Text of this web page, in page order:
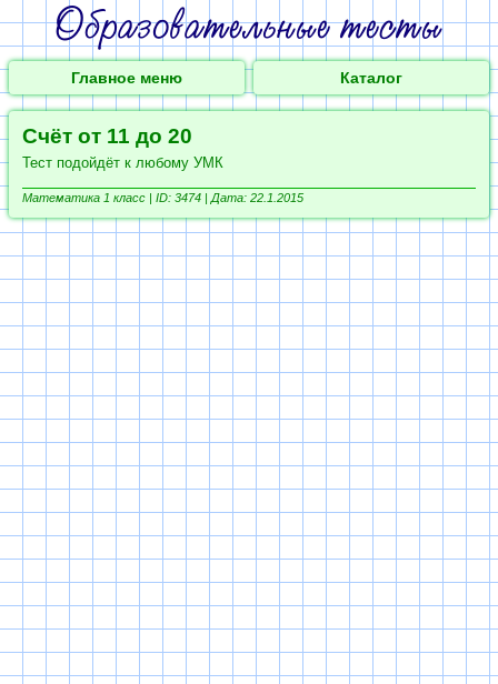
Главное меню Каталог
Счёт от 11 до 20
Тест подойдёт к любому УМК
Математика 1 класс | ID: 3474 | Дата: 22.1.2015